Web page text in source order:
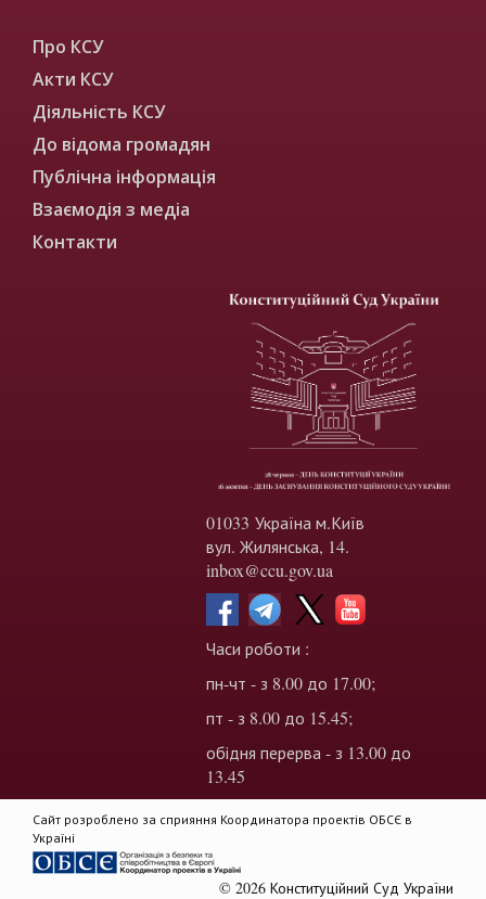
Про КСУ
Акти КСУ
Діяльність КСУ
До відома громадян
Публічна інформація
Взаємодія з медіа
Контакти
01033 Україна м.Київ
вул. Жилянська, 14.
inbox@ccu.gov.ua
Часи роботи :
пн-чт - з 8.00 до 17.00;
пт - з 8.00 до 15.45;
обідня перерва - з 13.00 до
13.45
Сайт розроблено за сприяння Координатора проектів ОБСЄ в
Україні
© 2026 Конституційний Суд України